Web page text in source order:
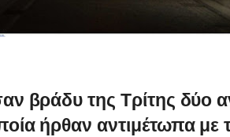
βράδυ της Τρίτης δύο
ήρθαν αντιμέτωπα με